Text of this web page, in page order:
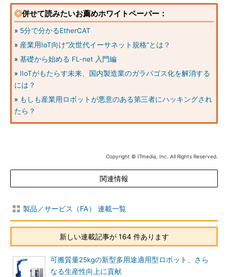
◎併せて読みたいお薦めホワイトペーパー：
» 5分で分かるEtherCAT
» 産業用IoT向け“次世代イーサネット規格”とは？
» 基礎から始める FL-net 入門編
» IIoTがもたらす未来、国内製造業のガラパゴス化を解消する
には？
» もしも産業用ロボットが悪意のある第三者にハッキングされ
たら？
Copyright © ITmedia, Inc. All Rights Reserved.
関連情報
製品／サービス（FA） 連載一覧
新しい連載記事が 164 件あります
可搬質量25kgの新型多用途適用型ロボット、さら
なる生産性向上に貢献